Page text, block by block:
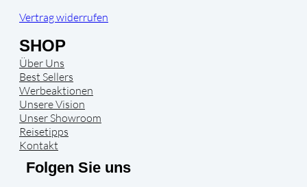
Vertrag widerrufen
SHOP
Über Uns
Best Sellers
Werbeaktionen
Unsere Vision
Unser Showroom
Reisetipps
Kontakt
Folgen Sie uns